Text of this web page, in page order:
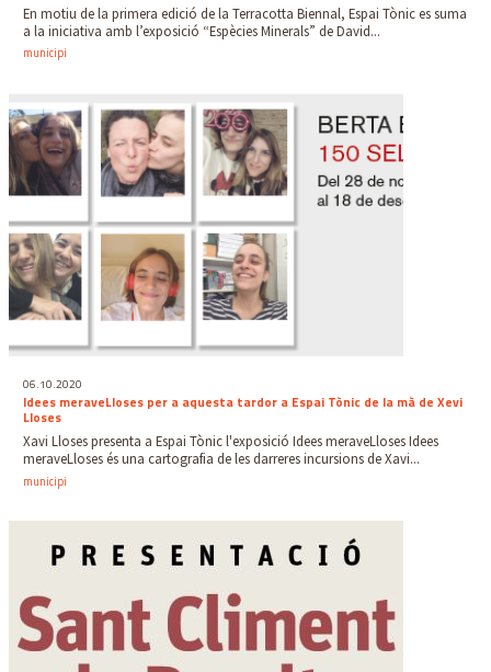
En motiu de la primera edició de la Terracotta Biennal, Espai Tònic es suma
a la iniciativa amb l’exposició “Espècies Minerals” de David...
municipi
06.10.2020
Idees meraveLloses per a aquesta tardor a Espai Tònic de la mà de Xevi
Lloses
Xavi Lloses presenta a Espai Tònic l'exposició Idees meraveLloses Idees
meraveLloses és una cartografia de les darreres incursions de Xavi...
municipi